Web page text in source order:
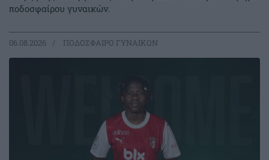
ποδοσφαίρου γυναικών.
06.08.2026 ΠΟΔΟΣΦΑΙΡΟ ΓΥΝΑΙΚΩΝ